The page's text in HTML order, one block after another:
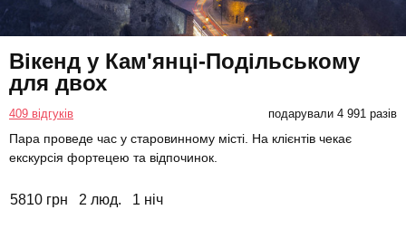
Вікенд у Кам'янці-Подільському
для двох
409 відгуків подарували 4 991 разів
Пара проведе час у старовинному місті. На клієнтів чекає
екскурсія фортецею та відпочинок.
5810 грн 2 люд. 1 ніч